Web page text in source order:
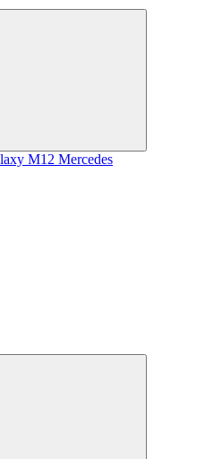
M12 Mercedes